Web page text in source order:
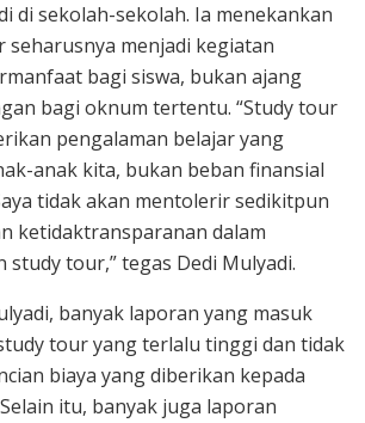
di sekolah-sekolah. Ia menekankan
seharusnya menjadi kegiatan
bagi siswa, bukan ajang
bagi oknum tertentu. “Study tour
pengalaman belajar yang
anak kita, bukan beban finansial
tidak akan mentolerir sedikitpun
ketidaktransparanan dalam
study tour,” tegas Dedi Mulyadi.
banyak laporan yang masuk
tour yang terlalu tinggi dan tidak
biaya yang diberikan kepada
itu, banyak juga laporan